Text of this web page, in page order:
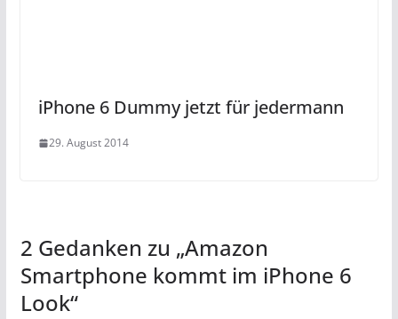
iPhone 6 Dummy jetzt für jedermann
29. August 2014
2 Gedanken zu „Amazon
Smartphone kommt im iPhone 6
Look“